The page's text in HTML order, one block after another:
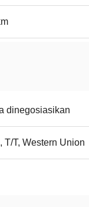
dinegosiasikan
T/T, Western Union